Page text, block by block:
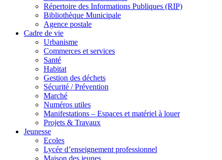
Répertoire des Informations Publiques (RIP)
Bibliothèque Municipale
Agence postale
Cadre de vie
Urbanisme
Commerces et services
Santé
Habitat
Gestion des déchets
Sécurité / Prévention
Marché
Numéros utiles
Manifestations – Espaces et matériel à louer
Projets & Travaux
Jeunesse
Ecoles
Lycée d’enseignement professionnel
Maison des jeunes